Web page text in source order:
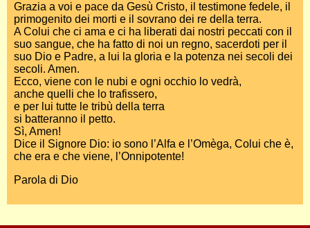
Grazia a voi e pace da Gesù Cristo, il testimone fedele, il
primogenito dei morti e il sovrano dei re della terra.
A Colui che ci ama e ci ha liberati dai nostri peccati con il
suo sangue, che ha fatto di noi un regno, sacerdoti per il
suo Dio e Padre, a lui la gloria e la potenza nei secoli dei
secoli. Amen.
Ecco, viene con le nubi e ogni occhio lo vedrà,
anche quelli che lo trafissero,
e per lui tutte le tribù della terra
si batteranno il petto.
Sì, Amen!
Dice il Signore Dio: io sono l’Alfa e l’Omèga, Colui che è,
che era e che viene, l’Onnipotente!
Parola di Dio